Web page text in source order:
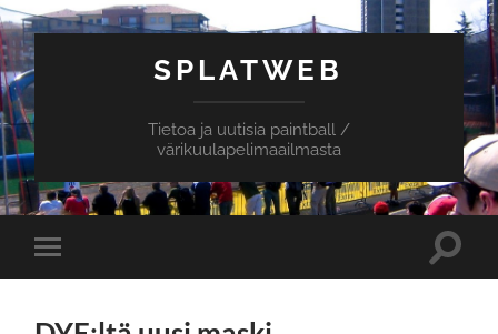
SPLATWEB
Tietoa ja uutisia paintball /
värikuulapelimaailmasta
Toggle
mobile
Toggle